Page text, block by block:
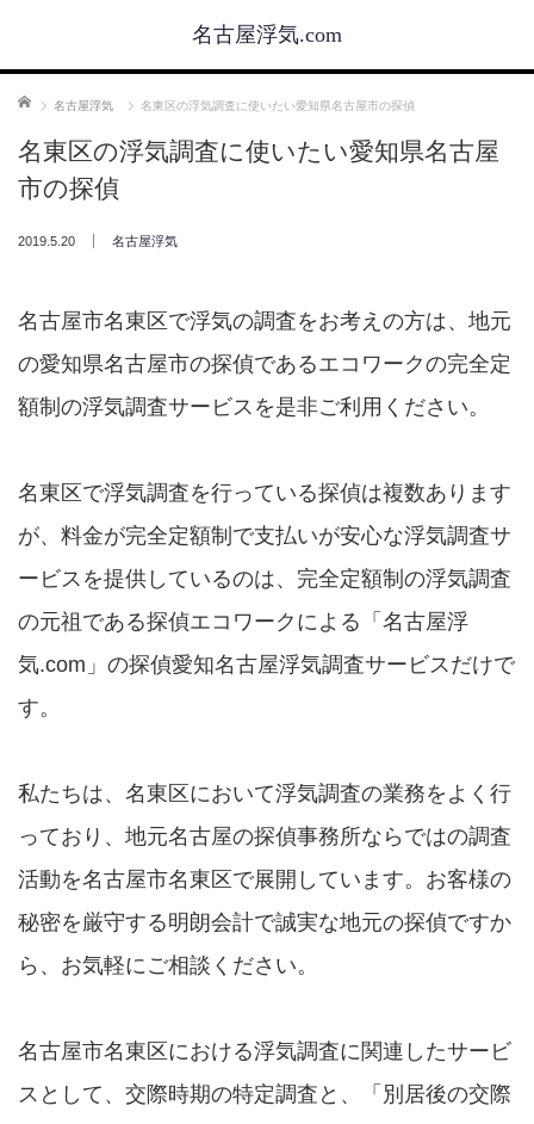
名古屋浮気.com
ホーム 名古屋浮気 名東区の浮気調査に使いたい愛知県名古屋市の探偵
名東区の浮気調査に使いたい愛知県名古屋
市の探偵
2019.5.20 名古屋浮気
名古屋市名東区で浮気の調査をお考えの方は、地元
の愛知県名古屋市の探偵であるエコワークの完全定
額制の浮気調査サービスを是非ご利用ください。
名東区で浮気調査を行っている探偵は複数あります
が、料金が完全定額制で支払いが安心な浮気調査サ
ービスを提供しているのは、完全定額制の浮気調査
の元祖である探偵エコワークによる「名古屋浮
気.com」の探偵愛知名古屋浮気調査サービスだけで
す。
私たちは、名東区において浮気調査の業務をよく行
っており、地元名古屋の探偵事務所ならではの調査
活動を名古屋市名東区で展開しています。お客様の
秘密を厳守する明朗会計で誠実な地元の探偵ですか
ら、お気軽にご相談ください。
名古屋市名東区における浮気調査に関連したサービ
スとして、交際時期の特定調査と、「別居後の交際